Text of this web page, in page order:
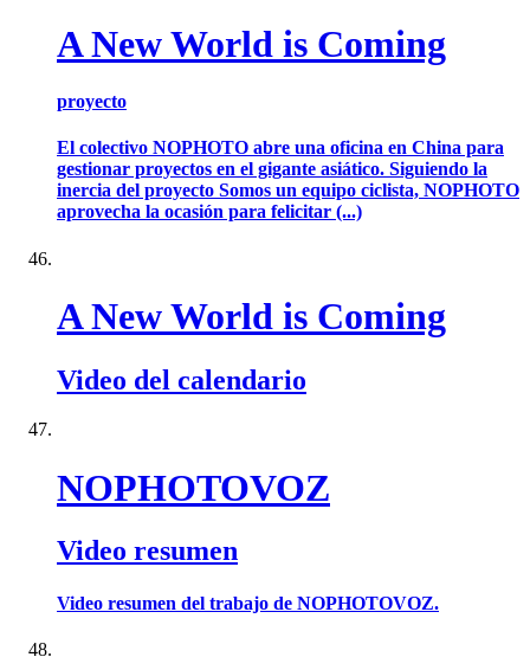
A New World is Coming
proyecto
El colectivo NOPHOTO abre una oficina en China para
gestionar proyectos en el gigante asiático. Siguiendo la
inercia del proyecto Somos un equipo ciclista, NOPHOTO
aprovecha la ocasión para felicitar (...)
A New World is Coming
Video del calendario
NOPHOTOVOZ
Video resumen
Video resumen del trabajo de NOPHOTOVOZ.